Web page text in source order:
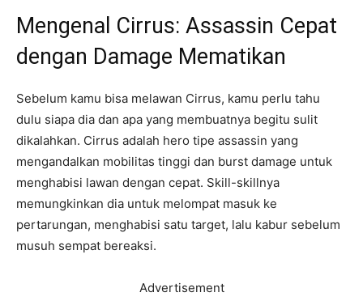
Mengenal Cirrus: Assassin Cepat
dengan Damage Mematikan
Sebelum kamu bisa melawan Cirrus, kamu perlu tahu
dulu siapa dia dan apa yang membuatnya begitu sulit
dikalahkan. Cirrus adalah hero tipe assassin yang
mengandalkan mobilitas tinggi dan burst damage untuk
menghabisi lawan dengan cepat. Skill-skillnya
memungkinkan dia untuk melompat masuk ke
pertarungan, menghabisi satu target, lalu kabur sebelum
musuh sempat bereaksi.
Advertisement